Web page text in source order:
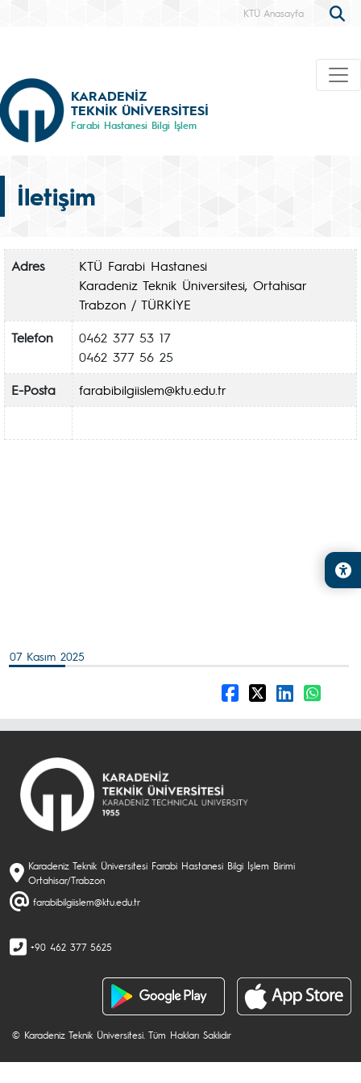
KTÜ Anasayfa
KARADENİZ
TEKNİK ÜNİVERSİTESİ
Farabi Hastanesi Bilgi İşlem
İletişim
Adres
KTÜ Farabi Hastanesi
Karadeniz Teknik Üniversitesi, Ortahisar
Trabzon / TÜRKİYE
Telefon
0462 377 53 17
0462 377 56 25
E-Posta
farabibilgiislem@ktu.edu.tr
07 Kasım 2025
Karadeniz Teknik Üniversitesi Farabi Hastanesi Bilgi İşlem Birimi
Ortahisar/Trabzon
farabibilgiislem@ktu.edu.tr
+90 462 377 5625
© Karadeniz Teknik Üniversitesi. Tüm Hakları Saklıdır